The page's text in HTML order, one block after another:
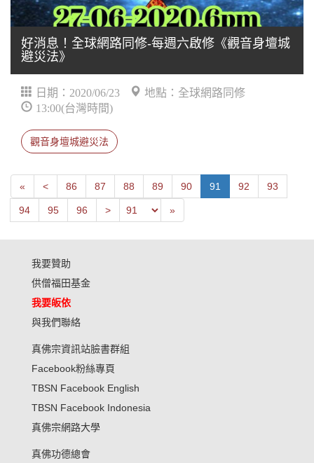
好消息！全球網路同修-每週六啟修《觀音身壇城
避災法》
日期：2020/06/23
地點：全球網路同修
13:00(台灣時間)
觀音身壇城避災法
« First<Next86 87 88 89 90 91 92 93
94 95 96 >Previous »Last
我要贊助
供僧福田基金
我要皈依
與我們聯絡
真佛宗資訊站臉書群組
Facebook粉絲專頁
TBSN Facebook English
TBSN Facebook Indonesia
真佛宗網路大學
真佛功德總會